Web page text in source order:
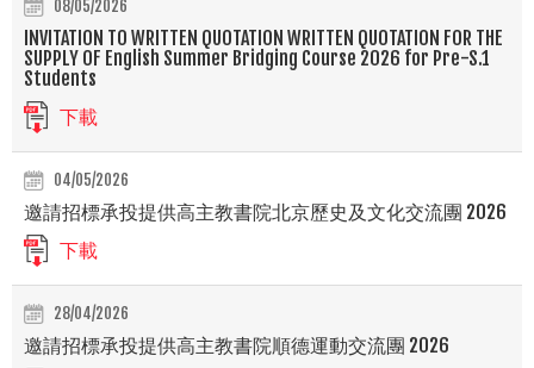
08/05/2026
INVITATION TO WRITTEN QUOTATION WRITTEN QUOTATION FOR THE
SUPPLY OF English Summer Bridging Course 2026 for Pre-S.1
Students
下載
04/05/2026
邀請招標承投提供高主教書院北京歷史及文化交流團 2026
下載
28/04/2026
邀請招標承投提供高主教書院順德運動交流團 2026